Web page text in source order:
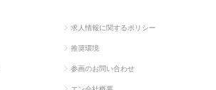
求人情報に関するポリシー
推奨環境
参画のお問い合わせ